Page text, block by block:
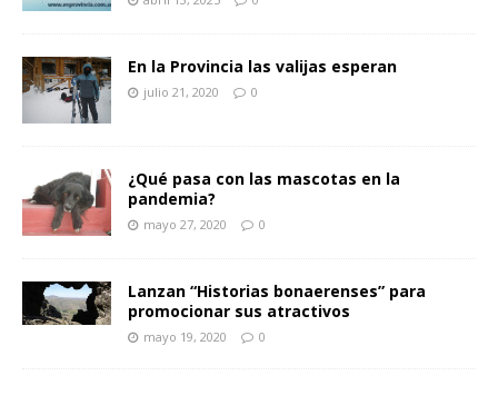
En la Provincia las valijas esperan
julio 21, 2020 0
¿Qué pasa con las mascotas en la
pandemia?
mayo 27, 2020 0
Lanzan “Historias bonaerenses” para
promocionar sus atractivos
mayo 19, 2020 0